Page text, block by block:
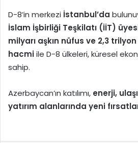
D-8’in merkezi İstanbul’da
İslam İşbirliği Teşkilatı (İİT)
milyarı aşkın nüfus ve 2,3
hacmiile D-8 ülkeleri, küresel
sahip.
Azerbaycan’ın katılımı, enerji,
yatırım alanlarında yeni